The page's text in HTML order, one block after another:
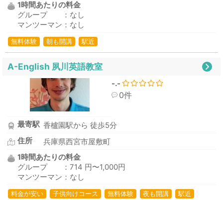
1時間あたりの料金
グループ ：なし
マンツーマン：なし
無料体験 朝も開講 駅近
A-English 夙川英語教室
-.-
0件
最寄駅 香櫨園駅から 徒歩5分
住所
兵庫県西宮市屋敷町
1時間あたりの料金
グループ ：714 円〜1,000円
マンツーマン：なし
料金が安い 子供向けコース 無料体験 夜も開講 駅近